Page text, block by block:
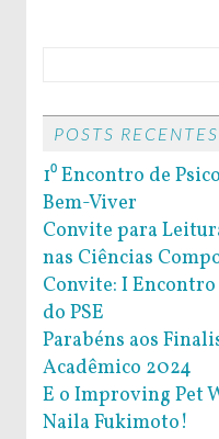
POSTS RECENTES
1⁰ Encontro de
Bem-Viver
Convite para
nas Ciências
Convite: I
do PSE
Parabéns aos
Acadêmico 2024
E o Improving Pet
Naila Fukimoto!